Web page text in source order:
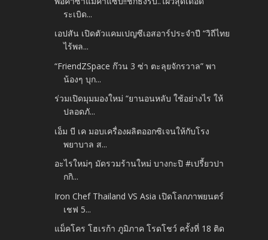
ระเบิด...
เอปสัน เปิดตัวแคมเปญซีเอสอาร์ประจำปี “วิถีไทย
ไร้พล...
“FriendZSpace ก๊วน 3 ซ่า ตะลุยจักรวาล” พา
น้องๆ บุก...
ร่วมเปิดมุมมองใหม่ “ยานอนหลับ ใช้อย่างไร ให้
ปลอดภั...
เอ็ม บี เค มอบเครื่องผลิตออกซิเจนให้กับโรง
พยาบาล ส...
อะไรใหม่ๆ มัดรวมร้านใหม่ บางกะปิ #เปรี้ยวปา
กกิ...
Iron Chef Thailand VS Asia เปิดโลกภาพยนตร์
เชฟ 5...
แม็คโคร โฮเรก้า ภูมิภาค โรดโชว์ ครั้งที่ 18 ติด